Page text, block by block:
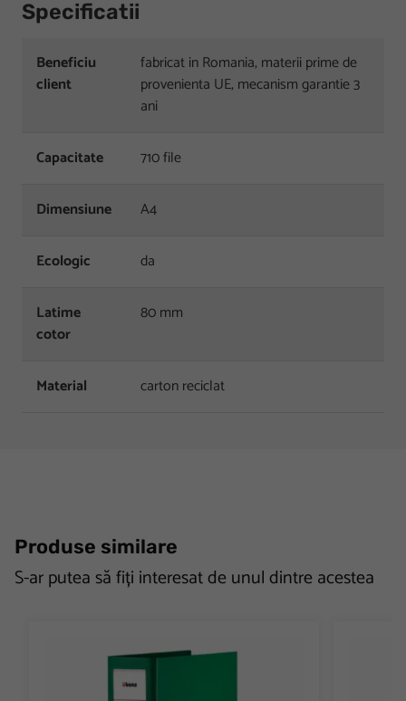
Specificatii
Beneficiu
client
fabricat in Romania, materii prime de
provenienta UE, mecanism garantie 3
ani
Capacitate 710 file
Dimensiune A4
Ecologic da
Latime
cotor
80 mm
Material carton reciclat
Produse similare
S-ar putea să fiți interesat de unul dintre acestea